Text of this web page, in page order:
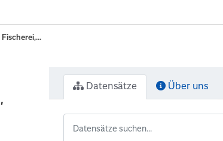
Datensätze Über uns